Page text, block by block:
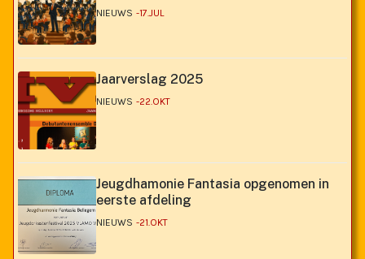
NIEUWS 17.JUL
Jaarverslag 2025
NIEUWS 22.OKT
Jeugdhamonie Fantasia opgenomen in
eerste afdeling
NIEUWS 21.OKT